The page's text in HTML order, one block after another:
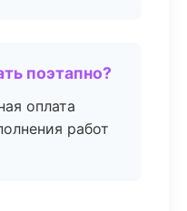
поэтапно?
оплата
работ